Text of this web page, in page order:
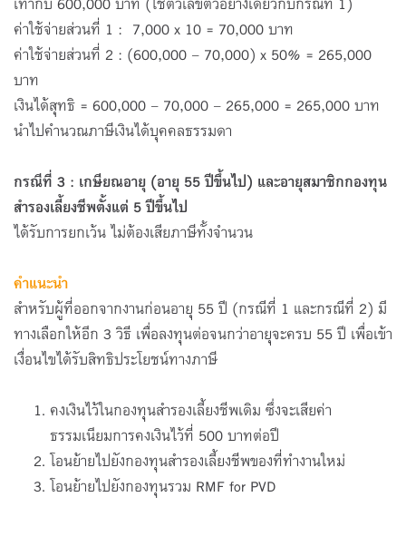
ค่าใช้จ่ายส่วนที่ 1 : 7,000 x 10 = 70,000 บาท
ค่าใช้จ่ายส่วนที่ 2 : (600,000 – 70,000) x 50% = 265,000
บาท
เงินได้สุทธิ = 600,000 – 70,000 – 265,000 = 265,000 บาท
นำไปคำนวณภาษีเงินได้บุคคลธรรมดา
กรณีที่ 3 : เกษียณอายุ (อายุ 55 ปีขึ้นไป) และอายุสมาชิกกองทุน
สำรองเลี้ยงชีพตั้งแต่ 5 ปีขึ้นไป
ได้รับการยกเว้น ไม่ต้องเสียภาษีทั้งจำนวน
คำแนะนำ
สำหรับผู้ที่ออกจากงานก่อนอายุ 55 ปี (กรณีที่ 1 และกรณีที่ 2) มี
ทางเลือกให้อีก 3 วิธี เพื่อลงทุนต่อจนกว่าอายุจะครบ 55 ปี เพื่อเข้า
เงื่อนไขได้รับสิทธิประโยชน์ทางภาษี
คงเงินไว้ในกองทุนสำรองเลี้ยงชีพเดิม ซึ่งจะเสียค่า
ธรรมเนียมการคงเงินไว้ที่ 500 บาทต่อปี
โอนย้ายไปยังกองทุนสำรองเลี้ยงชีพของที่ทำงานใหม่
โอนย้ายไปยังกองทุนรวม RMF for PVD